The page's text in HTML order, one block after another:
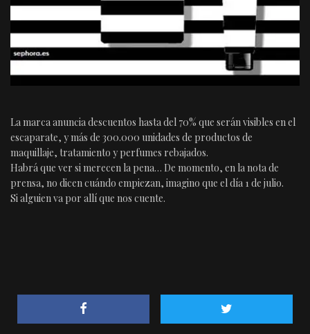
La marca anuncia descuentos hasta del 70% que serán visibles en el
escaparate, y más de 300.000 unidades de productos de
maquillaje, tratamiento y perfumes rebajados.
Habrá que ver si merecen la pena… De momento, en la nota de
prensa, no dicen cuándo empiezan, imagino que el día 1 de julio.
Si alguien va por allí que nos cuente.